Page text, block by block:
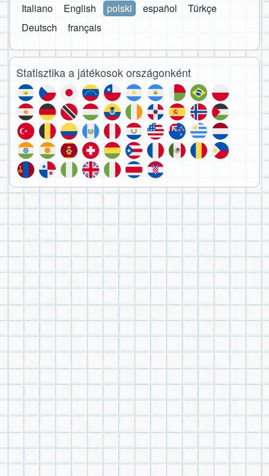
Italiano
English polski español
Türkçe
Deutsch
français
Statisztika a játékosok országonként